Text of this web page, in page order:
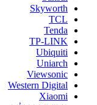
Skyworth
TCL
Tenda
TP-LINK
Ubiquiti
Uniarch
Viewsonic
Western Digital
Xiaomi